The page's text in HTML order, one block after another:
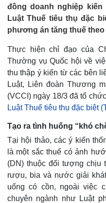
đồng doanh nghiệp
Luật Thuế tiêu thụ đặc
phương án tăng thuế
Thực hiện chỉ đạo của
Thường vụ Quốc hội về
thu thập ý kiến từ các bên
Luật, Liên đoàn Thương
(VCCI) ngày 18/3 đã tổ
Luật Thuế tiêu thụ đặc biệt
Tạo ra tình huống “khó
Tại hội thảo, các ý kiến
là một sắc thuế có ảnh
(DN) thuộc đối tượng chịu
rượu, bia và nước giải
uống có cồn, ngoài việc
chuyên ngành như Luật